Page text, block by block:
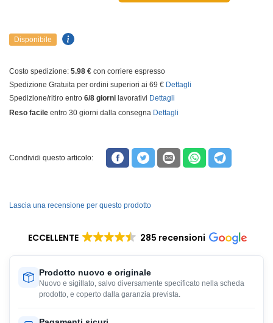
Disponibile
Costo spedizione: 5.98 € con corriere espresso
Spedizione Gratuita per ordini superiori ai 69 € Dettagli
Spedizione/ritiro entro 6/8 giorni lavorativi Dettagli
Reso facile entro 30 giorni dalla consegna Dettagli
Condividi questo articolo:
Lascia una recensione per questo prodotto
ECCELLENTE 285 recensioni
Prodotto nuovo e originale
Nuovo e sigillato, salvo diversamente specificato nella scheda
prodotto, e coperto dalla garanzia prevista.